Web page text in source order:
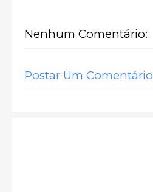
Nenhum Comentário:
Postar Um Comentário